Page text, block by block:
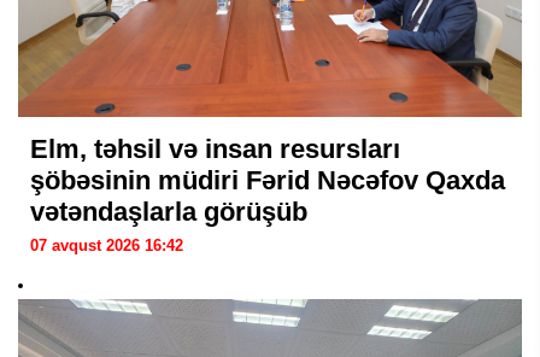
Elm, təhsil və insan resursları
şöbəsinin müdiri Fərid Nəcəfov Qaxda
vətəndaşlarla görüşüb
07 avqust 2026 16:42